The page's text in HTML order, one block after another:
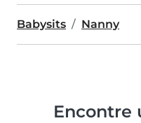
Babysits Nanny
Encontre